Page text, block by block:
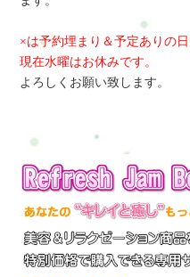
×は予約埋まり＆予定ありの日
現在水曜はお休みです。
よろしくお願い致します。